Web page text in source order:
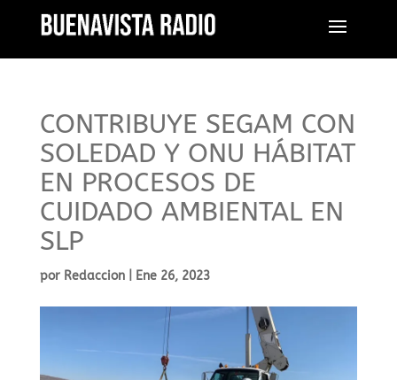
CONTRIBUYE SEGAM CON
SOLEDAD Y ONU HÁBITAT
EN PROCESOS DE
CUIDADO AMBIENTAL EN
SLP
por Redaccion| Ene 26, 2023